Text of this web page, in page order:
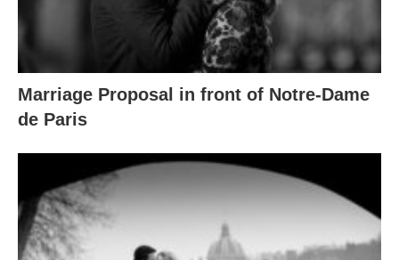
Marriage Proposal in front of Notre-Dame
de Paris